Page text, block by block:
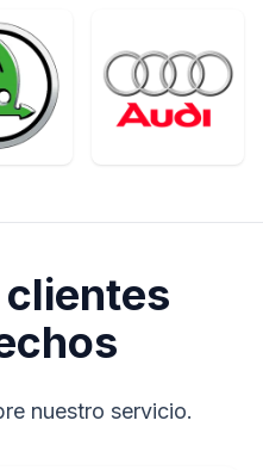
nuestro servicio.